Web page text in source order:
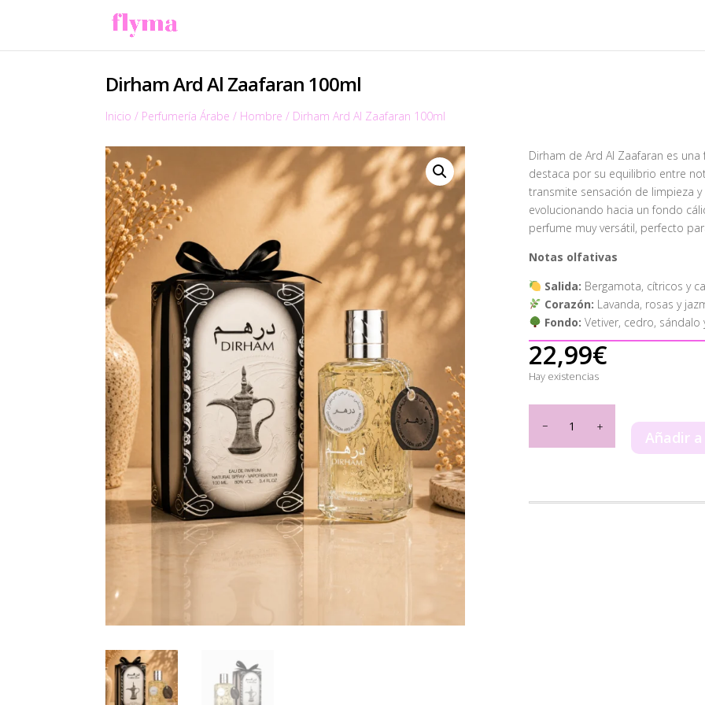
Dirham Ard Al Zaafaran 100ml
Inicio / Perfumería Árabe / Hombre / Dirham Ard Al Zaafaran 100ml
Dirham de Ard Al Zaafaran es
destaca por su equilibrio entre
transmite sensación de limpieza
evolucionando hacia un fondo
perfume muy versátil, perfecto
Notas olfativas
Salida: Bergamota, cítricos y
Corazón: Lavanda, rosas y
Fondo: Vetiver, cedro, sándalo
22,99€
Hay existencias
Ard
Al
cantidad
Añadir